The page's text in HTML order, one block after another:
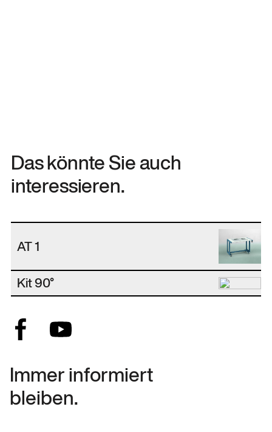
Das könnte Sie auch
interessieren.
AT 1
Kit 90°
Immer informiert
bleiben.